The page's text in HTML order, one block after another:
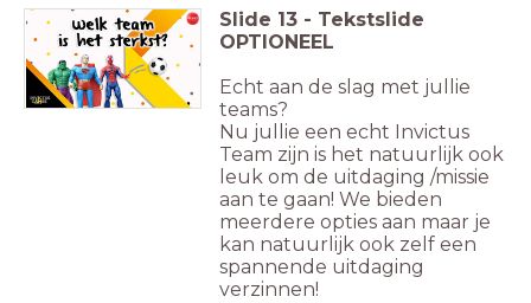
Slide 13 - Tekstslide
OPTIONEEL
Echt aan de slag met jullie
teams?
Nu jullie een echt Invictus
Team zijn is het natuurlijk ook
leuk om de uitdaging /missie
aan te gaan! We bieden
meerdere opties aan maar je
kan natuurlijk ook zelf een
spannende uitdaging
verzinnen!